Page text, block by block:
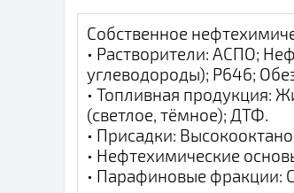
Собственное
• Растворители: АСПО;
углеводороды); Р646;
• Топливная продукция:
(светлое, тёмное); ДТФ.
• Присадки:
• Нефтехимические
• Парафиновые фракции: